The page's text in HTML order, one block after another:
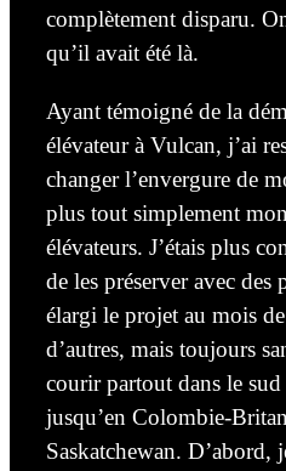
complètement disparu.
qu’il avait été là.
Ayant témoigné de la
élévateur à Vulcan, j’ai
changer l’envergure de
plus tout simplement
élévateurs. J’étais plus
de les préserver avec des
élargi le projet au mois
d’autres, mais toujours
courir partout dans le
jusqu’en Colombie-
Saskatchewan. D’abord,